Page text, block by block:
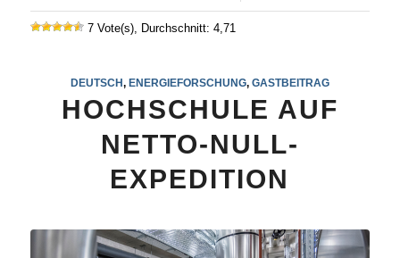
7 Vote(s), Durchschnitt: 4,71
DEUTSCH, ENERGIEFORSCHUNG, GASTBEITRAG
HOCHSCHULE AUF
NETTO-NULL-
EXPEDITION